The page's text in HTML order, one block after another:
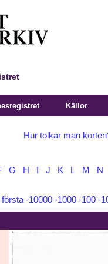
Källor
Hur tolkar man
G H J K L M N
första -10000 -1000 -100 -